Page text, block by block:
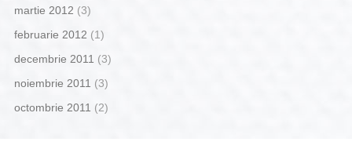
martie 2012 (3)
februarie 2012 (1)
decembrie 2011 (3)
noiembrie 2011 (3)
octombrie 2011 (2)